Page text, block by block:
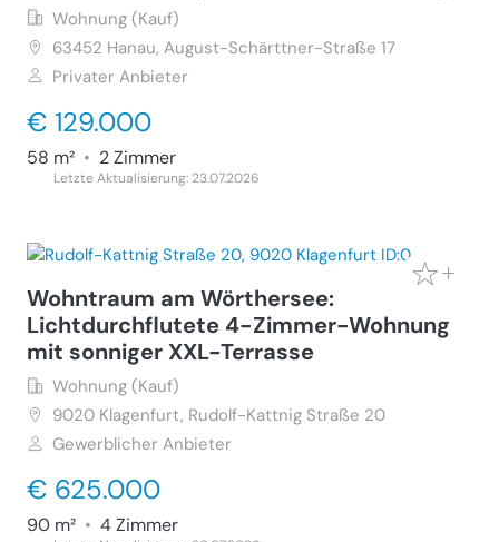
Wohnung (Kauf)
63452 Hanau, August-Schärttner-Straße 17
Privater Anbieter
€ 129.000
58 m² • 2 Zimmer
Letzte Aktualisierung: 23.07.2026
Wohntraum am Wörthersee:
Lichtdurchflutete 4-Zimmer-Wohnung
mit sonniger XXL-Terrasse
Wohnung (Kauf)
9020 Klagenfurt, Rudolf-Kattnig Straße 20
Gewerblicher Anbieter
€ 625.000
90 m² • 4 Zimmer